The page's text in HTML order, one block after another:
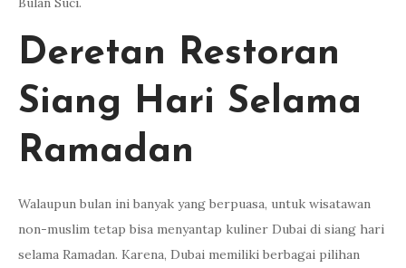
Deretan Restoran
Siang Hari Selama
Ramadan
Walaupun bulan ini banyak yang berpuasa, untuk wisatawan
non-muslim tetap bisa menyantap kuliner Dubai di siang hari
selama Ramadan. Karena, Dubai memiliki berbagai pilihan